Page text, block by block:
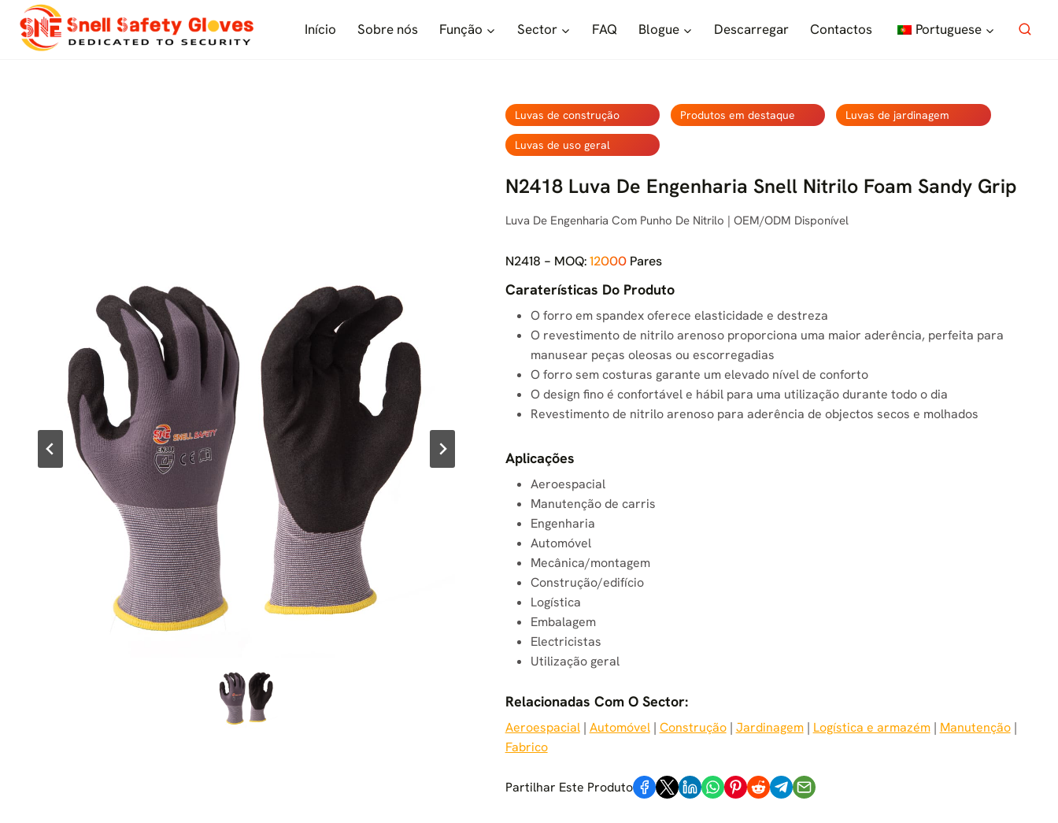
content
Início Sobre nós Função Sector FAQ Blogue Descarregar Contactos Portuguese
Luvas de construção Produtos em destaque Luvas de jardinagem
Luvas de uso geral
N2418 Luva De Engenharia Snell Nitrilo Foam Sandy Grip
Luva De Engenharia Com Punho De Nitrilo | OEM/ODM Disponível
N2418 - MOQ:12000 Pares
Caraterísticas Do Produto
O forro em spandex oferece elasticidade e destreza
O revestimento de nitrilo arenoso proporciona uma maior aderência, perfeita para
manusear peças oleosas ou escorregadias
O forro sem costuras garante um elevado nível de conforto
O design fino é confortável e hábil para uma utilização durante todo o dia
Revestimento de nitrilo arenoso para aderência de objectos secos e molhados
Aplicações
Aeroespacial
Manutenção de carris
Engenharia
Automóvel
Mecânica/montagem
Construção/edifício
Logística
Embalagem
Electricistas
Utilização geral
Relacionadas Com O Sector:
Aeroespacial | Automóvel | Construção | Jardinagem | Logística e armazém | Manutenção
Fabrico
Partilhar Este Produto